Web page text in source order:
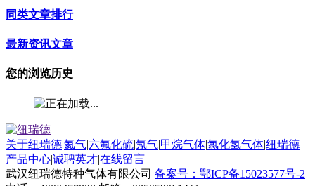
同类文章排行
最新资讯文章
您的浏览历史
关于纽瑞德|氦气|六氟化硫|氖气|甲烷气体|氯化氢气体|纽瑞德
产品中心|诚聘英才|在线留言
武汉纽瑞德特种气体有限公司 备案号：鄂ICP备15023577号-2